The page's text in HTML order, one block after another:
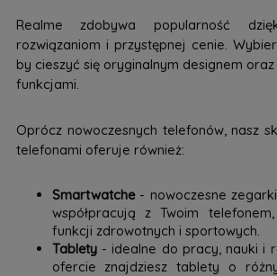
Realme zdobywa popularność
rozwiązaniom i przystępnej cenie.
by cieszyć się oryginalnym designem
funkcjami.
Oprócz nowoczesnych telefonów, nasz
telefonami oferuje również:
Smartwatche- nowoczesne
współpracują z Twoim
funkcji zdrowotnych i sportowych.
Tablety- idealne do pracy, nauki i
ofercie znajdziesz tablety o